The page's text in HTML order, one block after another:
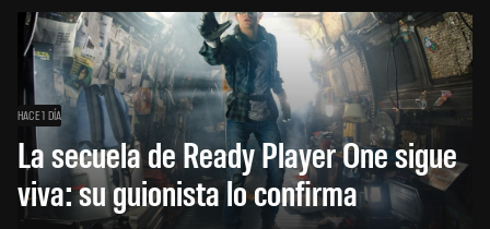
HACE 1 DÍA
La secuela de Ready Player One sigue
viva: su guionista lo confirma